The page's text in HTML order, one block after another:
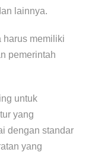
lainnya.
harus memiliki
pemerintah
untuk
yang
dengan standar
yang